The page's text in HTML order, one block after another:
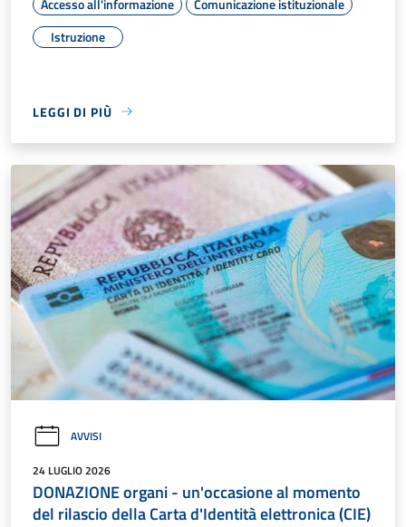
Accesso all'informazione
Comunicazione istituzionale
Istruzione
LEGGI DI PIÙ
AVVISI
24 LUGLIO 2026
DONAZIONE organi - un'occasione al momento
del rilascio della Carta d'Identità elettronica (CIE)